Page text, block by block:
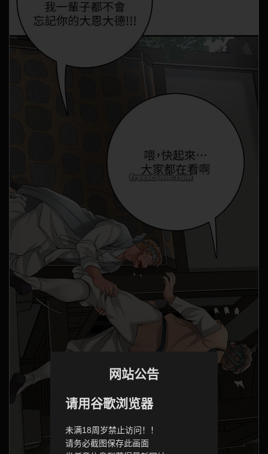
网站公告
请用谷歌浏览器
未满18周岁禁止访问！！
请务必截图保存此画面